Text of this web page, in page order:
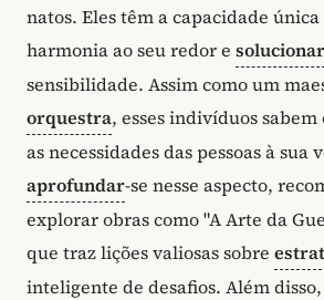
natos. Eles têm a capacidade
harmonia ao seu redor e solucionar
sensibilidade. Assim como um
orquestra, esses indivíduos
as necessidades das pessoas à sua
aprofundar-se nesse aspecto,
explorar obras como "A Arte da
que traz lições valiosas sobre
inteligente de desafios. Além